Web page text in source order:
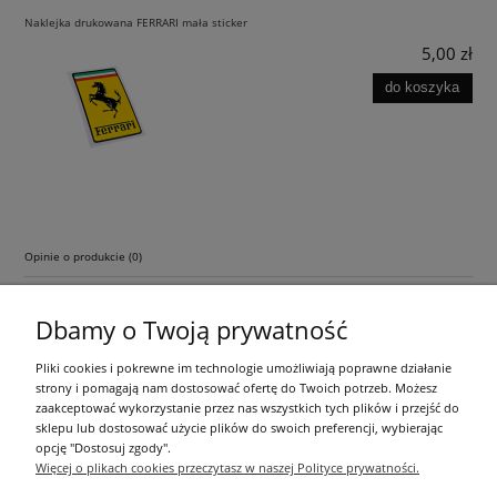
Naklejka drukowana FERRARI mała sticker
5,00 zł
do koszyka
Opinie o produkcie (0)
Dbamy o Twoją prywatność
Pliki cookies i pokrewne im technologie umożliwiają poprawne działanie
strony i pomagają nam dostosować ofertę do Twoich potrzeb. Możesz
zaakceptować wykorzystanie przez nas wszystkich tych plików i przejść do
sklepu lub dostosować użycie plików do swoich preferencji, wybierając
opcję "Dostosuj zgody".
Więcej o plikach cookies przeczytasz w naszej Polityce prywatności.